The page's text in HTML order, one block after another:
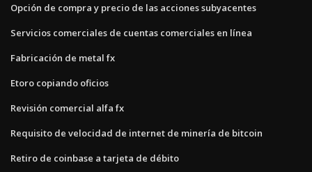
Opción de compra y precio de las acciones subyacentes
Servicios comerciales de cuentas comerciales en línea
Fabricación de metal fx
Etoro copiando oficios
Revisión comercial alfa fx
Requisito de velocidad de internet de minería de bitcoin
Retiro de coinbase a tarjeta de débito